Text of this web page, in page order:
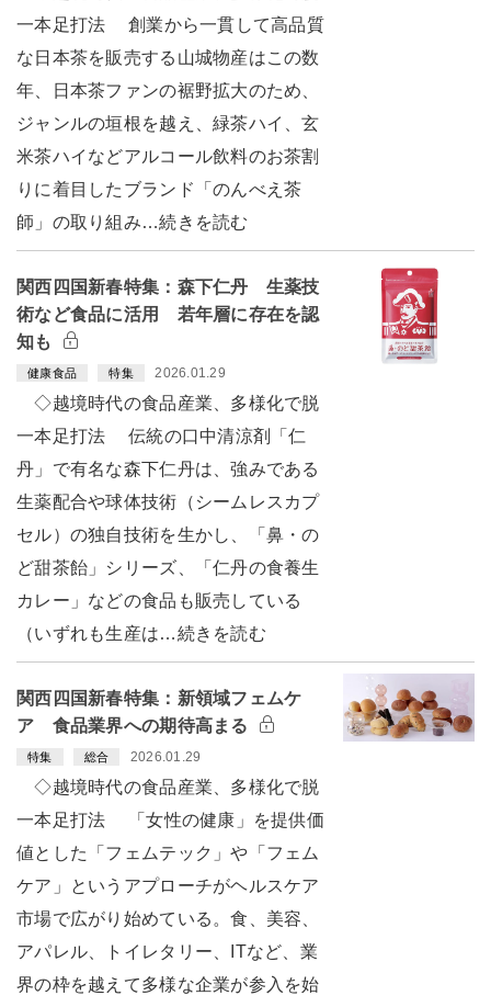
一本足打法 創業から一貫して高品質
な日本茶を販売する山城物産はこの数
年、日本茶ファンの裾野拡大のため、
ジャンルの垣根を越え、緑茶ハイ、玄
米茶ハイなどアルコール飲料のお茶割
りに着目したブランド「のんべえ茶
師」の取り組み…続きを読む
関西四国新春特集：森下仁丹 生薬技
術など食品に活用 若年層に存在を認
知も
健康食品 特集 2026.01.29
◇越境時代の食品産業、多様化で脱
一本足打法 伝統の口中清涼剤「仁
丹」で有名な森下仁丹は、強みである
生薬配合や球体技術（シームレスカプ
セル）の独自技術を生かし、「鼻・の
ど甜茶飴」シリーズ、「仁丹の食養生
カレー」などの食品も販売している
（いずれも生産は…続きを読む
関西四国新春特集：新領域フェムケ
ア 食品業界への期待高まる
特集 総合 2026.01.29
◇越境時代の食品産業、多様化で脱
一本足打法 「女性の健康」を提供価
値とした「フェムテック」や「フェム
ケア」というアプローチがヘルスケア
市場で広がり始めている。食、美容、
アパレル、トイレタリー、ITなど、業
界の枠を越えて多様な企業が参入を始